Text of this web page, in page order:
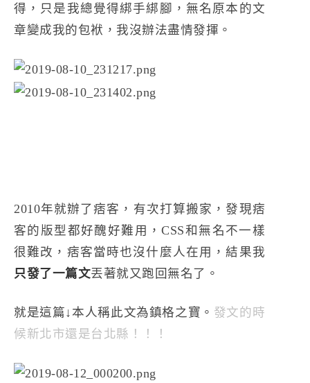
得，只是我總覺得綁手綁腳，無名原本的文
章變成我的包袱，我沒辦法盡情發揮。
2010年就辦了痞客，有次打算搬家，發現痞
客的版型都好醜好難用，CSS和無名不一樣
很難改，痞客當時也沒什麼人在用，結果我
只發了一篇文丟著就又跑回無名了。
就是這篇↓本人稱此文為鎮格之寶。 發文的時
候新北市還是台北縣！！！